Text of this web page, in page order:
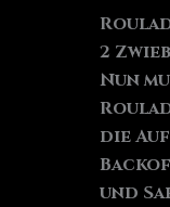
2
Nun
die
und